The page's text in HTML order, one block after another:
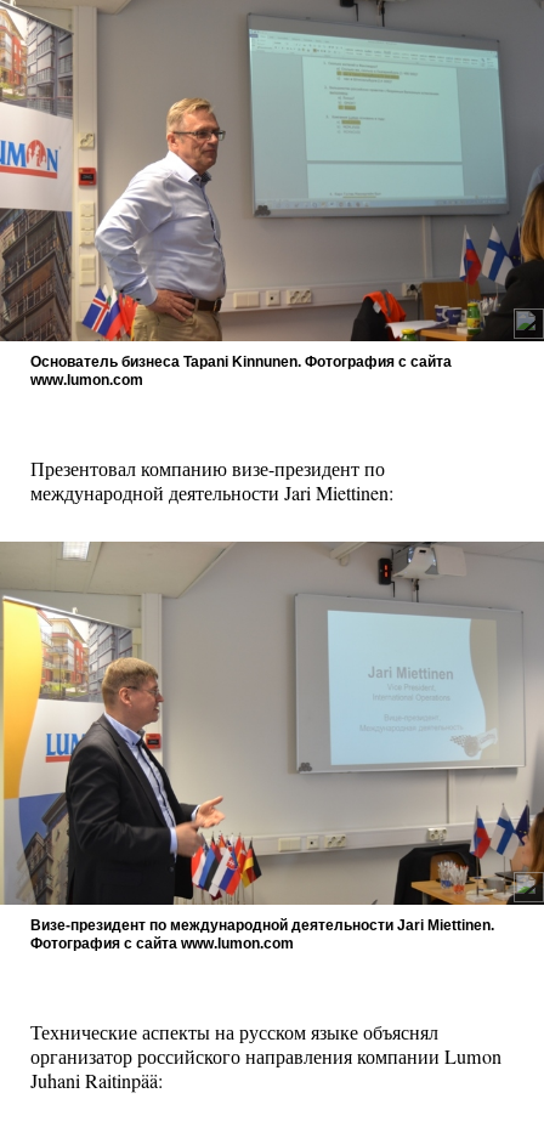
Основатель бизнеса Tapani Kinnunen. Фотография с сайта
www.lumon.com
Презентовал компанию визе-президент по
международной деятельности Jari Miettinen:
Визе-президент по международной деятельности Jari Miettinen.
Фотография с сайта www.lumon.com
Технические аспекты на русском языке объяснял
организатор российского направления компании Lumon
Juhani Raitinpää: